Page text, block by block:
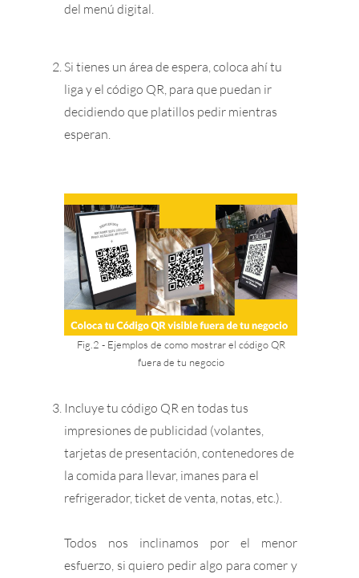
del menú digital.
Si tienes un área de espera, coloca ahí tu
liga y el código QR, para que puedan ir
decidiendo que platillos pedir mientras
esperan.
Fig.2 - Ejemplos de como mostrar el código QR
fuera de tu negocio
Incluye tu código QR en todas tus
impresiones de publicidad (volantes,
tarjetas de presentación, contenedores de
la comida para llevar, imanes para el
refrigerador, ticket de venta, notas, etc.).
Todos nos inclinamos por el menor
esfuerzo, si quiero pedir algo para comer y